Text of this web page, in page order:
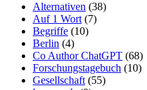
Alternativen (38)
Auf 1 Wort (7)
Begriffe (10)
Berlin (4)
Co Author ChatGPT (68)
Forschungstagebuch (10)
Gesellschaft (55)